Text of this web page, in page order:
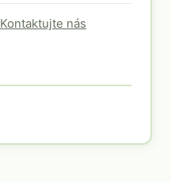
Kontaktujte nás